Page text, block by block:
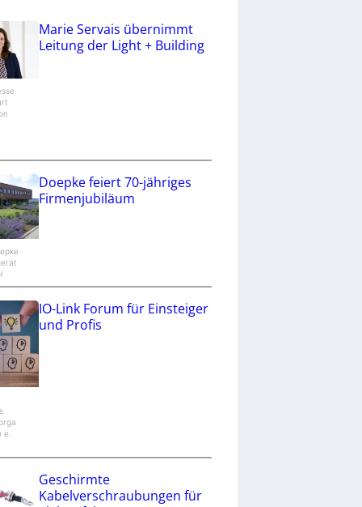
Marie Servais übernimmt
Leitung der Light + Building
Doepke feiert 70-jähriges
Firmenjubiläum
e.
IO-Link Forum für Einsteiger
und Profis
Geschirmte
Kabelverschraubungen für